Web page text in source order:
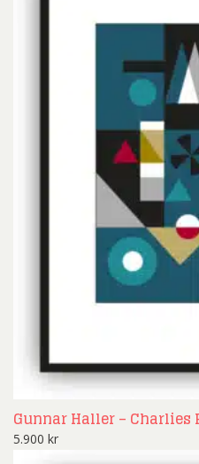
Gunnar Haller –
5.900 kr